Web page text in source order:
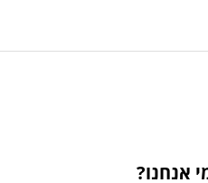
אנחנו?